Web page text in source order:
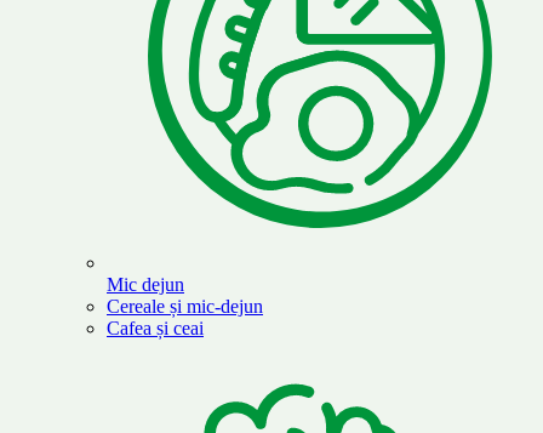
Mic dejun
Cereale și mic-dejun
Cafea și ceai